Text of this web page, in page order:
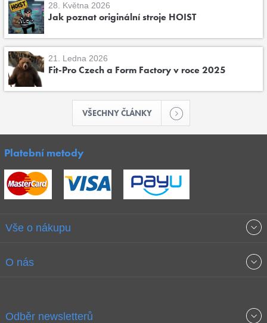
28. Května 2026
Jak poznat originální stroje HOIST
21. Ledna 2026
Fit-Pro Czech a Form Factory v roce 2025
VŠECHNY ČLÁNKY
Platební metody
Vše o nákupu
Obchodní podmínky
O nás
Odběr newsletterů